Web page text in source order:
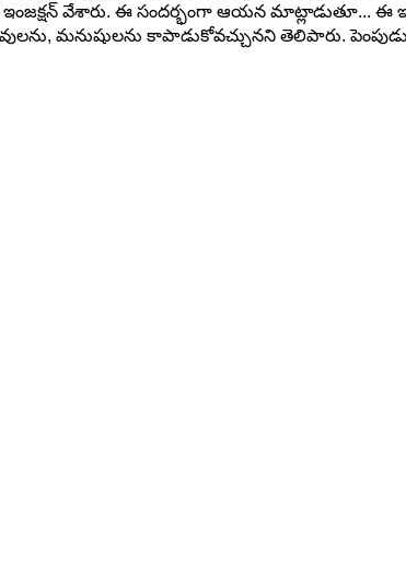
వేశారు. ఈ సందర్భంగా ఆయన మాట్లాడుతూ... ఈ
మనుషులను కాపాడుకోవచ్చునని తెలిపారు. పెంపుడు